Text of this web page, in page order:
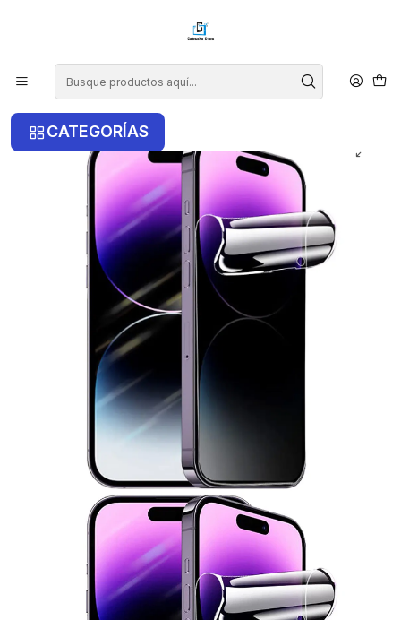
CATEGORÍAS
Inicio iPhone
iPhone 14 Pro
Lámina De Hidrogel Matte Anti Espia Para iPhone 14 Pro